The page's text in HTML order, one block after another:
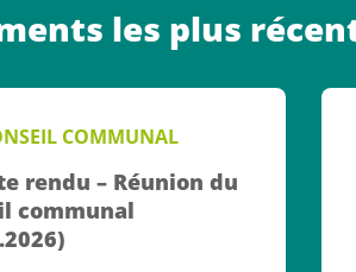
les plus
COMMUNAL
rendu – Réunion du
communal